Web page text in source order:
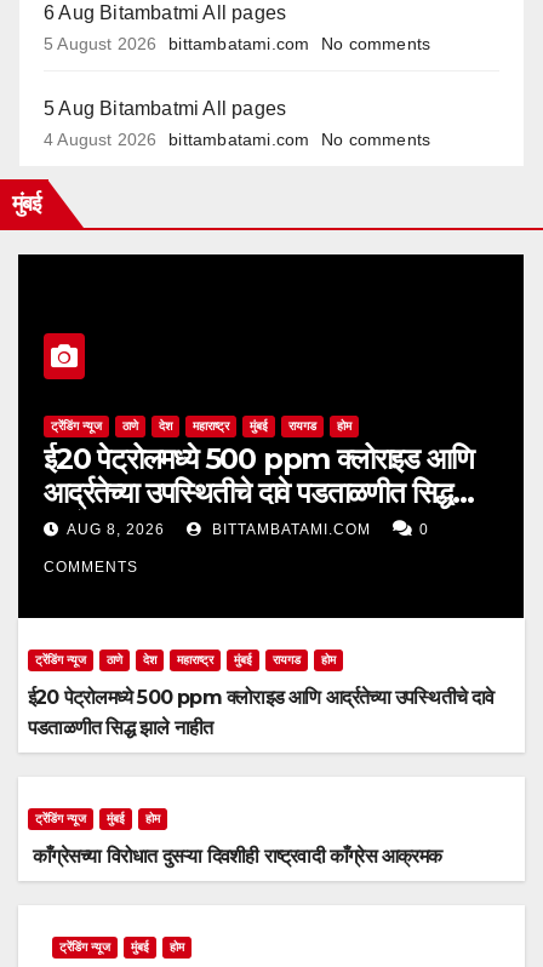
6 Aug Bitambatmi All pages
5 August 2026 bittambatami.com No comments
5 Aug Bitambatmi All pages
4 August 2026 bittambatami.com No comments
मुंबई
ट्रेंडिंग न्यूज ठाणे देश महाराष्ट्र मुंबई रायगड होम
ई20 पेट्रोलमध्ये 500 ppm क्लोराइड आणि
आर्द्रतेच्या उपस्थितीचे दावे पडताळणीत सिद्ध
झाले नाहीत
AUG 8, 2026 BITTAMBATAMI.COM 0
COMMENTS
ट्रेंडिंग न्यूज ठाणे देश महाराष्ट्र मुंबई रायगड होम
ई20 पेट्रोलमध्ये 500 ppm क्लोराइड आणि आर्द्रतेच्या उपस्थितीचे दावे
पडताळणीत सिद्ध झाले नाहीत
ट्रेंडिंग न्यूज मुंबई होम
काँग्रेसच्या विरोधात दुसऱ्या दिवशीही राष्ट्रवादी काँग्रेस आक्रमक
ट्रेंडिंग न्यूज मुंबई होम